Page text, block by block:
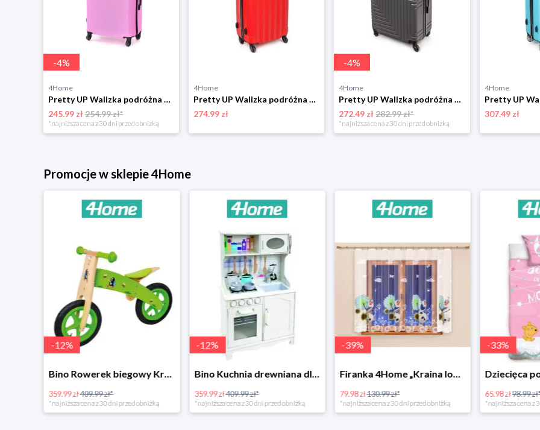
-4%
4Home
Pretty UP Walizka podróżna z tworzywa sztucznego ABS03 L, różowy Pretty Up
245.99 zł254.99 zł*
*najniższa cena z 30 dni przed obniżką
4Home
Pretty UP Walizka podróżna ABS25 średnia, 59 x 41x 26 cm, czerwona Pretty Up
274.99 zł
-4%
4Home
Pretty UP Walizka podróżna ABS25 duża, 68 x 47 x29 cm, antracytowa Pretty Up
272.49 zł282.99 zł*
*najniższa cena z 30 dni przed obniżką
4Home
307.49 zł
Promocje w sklepie 4Home
-12%
Bino Rowerek biegowy Krecik
359.99 zł409.99 zł*
*najniższa cena z 30 dni przed obniżką
-12%
Bino Kuchnia drewniana dla dzieci Provence
359.99 zł409.99 zł*
*najniższa cena z 30 dni przed obniżką
-39%
Firanka 4Home „Kraina lodu” (Frozen)
79.98 zł130.99 zł*
*najniższa cena z 30 dni przed obniżką
-33%
65.98 zł98.99 zł*
*najniższa cena z